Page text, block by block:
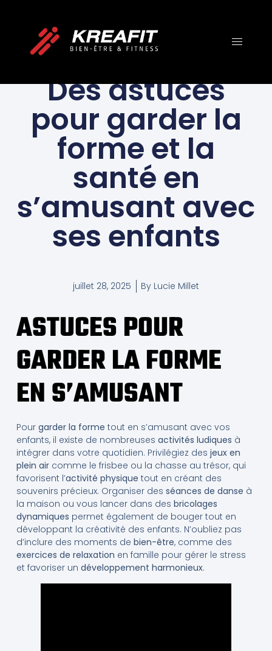
CONSEILS DE VIE SAIN
Des astuces
pour garder la
forme et la
santé en
s’amusant avec
ses enfants
juillet 28, 2025 By Lucie Millet
ASTUCES POUR
GARDER LA FORME
EN S’AMUSANT
Pour garder la forme tout en s’amusant avec vos
enfants, il existe de nombreuses activités ludiques à
intégrer dans votre quotidien. Privilégiez des jeux en
plein aircomme le frisbee ou la chasse au trésor, qui
favorisent l’activité physique tout en créant des
souvenirs précieux. Organiser des séances de danse à
la maison ou vous lancer dans des bricolages
dynamiques permet également de bouger tout en
développant la créativité des enfants. N’oubliez pas
d’inclure des moments de bien-être, comme des
exercices de relaxation en famille pour gérer le stress
et favoriser un développement harmonieux.